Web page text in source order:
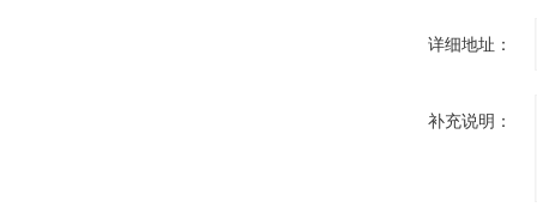
详细地址：
补充说明：